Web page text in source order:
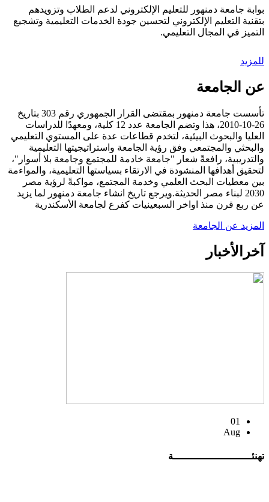
بوابة جامعة دمنهور للتعليم الإلكتروني لدعم الطلاب وتزويدهم
بتقنية التعليم الإلكتروني لتحسين جودة الخدمات التعليمية وتشجيع
التميز في المجال التعليمي.
للمزيد
عن الجامعة
تأسست جامعة دمنهور بمقتضى القرار الجمهوري رقم 303 بتاريخ
26-10-2010، هذا وتضم الجامعة عدد 12 كلية، ومعهدًا للدراسات
العليا والبحوث البيئية، لتخدم قطاعات عدة على المستوي التعليمي
والبحثي والمجتمعي وفق رؤية الجامعة واستراتيجيتها التعليمية
والتدريبية، رافعةً شعار "جامعة خادمة للمجتمع وجامعة بلا أسوار"،
لتحقيق أهدافها المنشودة في الارتقاء بسياستها التعليمية، والمواءمة
بين معطيات البحث العلمي وخدمة المجتمع، مواكبةً لرؤية مصر
2030 لبناء مصر الحديثة.ويرجع تاريخ انشاء جامعة دمنهور لما يزيد
عن ربع قرن منذ اواخر السبعينيات كفرع لجامعة الأسكندرية
المزيد عن الجامعة
آخر الأخبار
01
Aug
تهنئــــــــــــــــــــــــــة